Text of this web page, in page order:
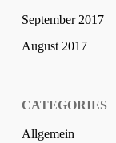
September 2017
August 2017
CATEGORIES
Allgemein